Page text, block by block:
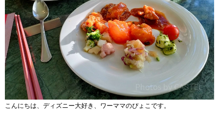
こんにちは、ディズニー大好き、ワーママのぴょこです。